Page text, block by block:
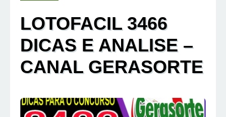
LOTOFACIL 3466
DICAS E ANALISE –
CANAL GERASORTE